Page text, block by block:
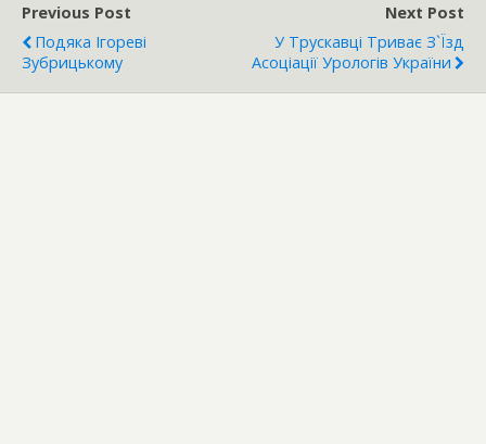
Previous Post
Подяка Ігореві
Зубрицькому
Next Post
У Трускавці Триває З`їзд
Асоціації Урологів України